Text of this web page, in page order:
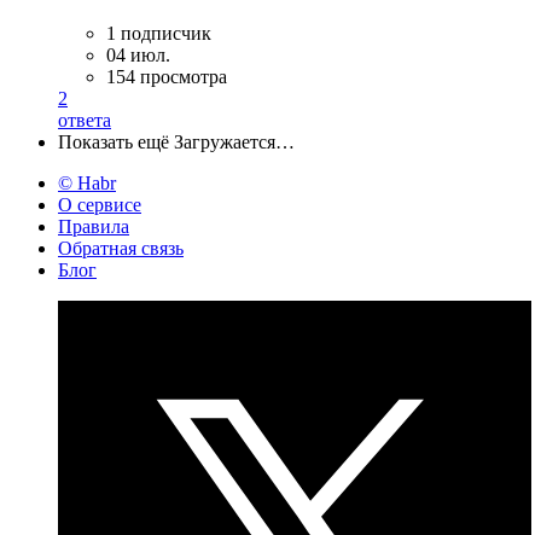
1 подписчик
04 июл.
154 просмотра
2
ответа
Показать ещё Загружается…
© Habr
О сервисе
Правила
Обратная связь
Блог